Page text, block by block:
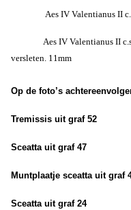
Aes IV Valentianus II
Aes IV Valentianus II c.s.
versleten. 11mm
Op de foto’s
Tremissis uit graf 52
Sceatta uit graf 47
Muntplaatje sceatta uit graf
Sceatta uit graf 24